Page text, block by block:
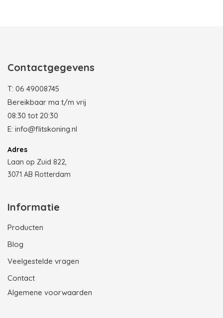
Contactgegevens
T: 06 49008745
Bereikbaar ma t/m vrij
08:30 tot 20:30
E: info@flitskoning.nl
Adres
Laan op Zuid 822,
3071 AB Rotterdam
Informatie
Producten
Blog
Veelgestelde vragen
Contact
Algemene voorwaarden